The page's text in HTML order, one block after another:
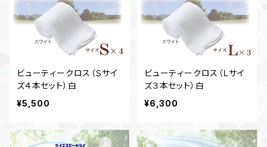
ビューティークロス（Ｓサイ
ズ４本セット）白
¥5,500
ビューティークロス（Ｌサイ
ズ３本セット）白
¥6,300